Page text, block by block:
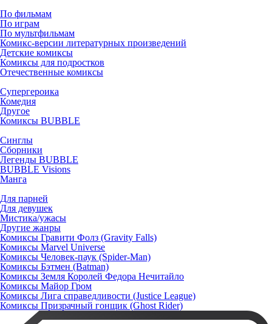
По фильмам
По играм
По мультфильмам
Комикс-версии литературных произведений
Детские комиксы
Комиксы для подростков
Отечественные комиксы
Супергероика
Комедия
Другое
Комиксы BUBBLE
Синглы
Сборники
Легенды BUBBLE
BUBBLE Visions
Манга
Для парней
Для девушек
Мистика/ужасы
Другие жанры
Комиксы Гравити Фолз (Gravity Falls)
Комиксы Marvel Universe
Комиксы Человек-паук (Spider-Man)
Комиксы Бэтмен (Batman)
Комиксы Земля Королей Федора Нечитайло
Комиксы Майор Гром
Комиксы Лига справедливости (Justice League)
Комиксы Призрачный гонщик (Ghost Rider)